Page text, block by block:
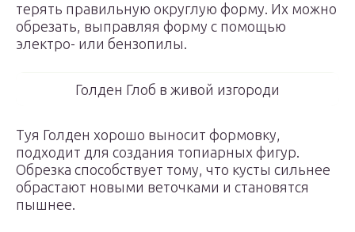
терять правильную округлую форму. Их можно
обрезать, выправляя форму с помощью
электро- или бензопилы.
Голден Глоб в живой изгороди
Туя Голден хорошо выносит формовку,
подходит для создания топиарных фигур.
Обрезка способствует тому, что кусты сильнее
обрастают новыми веточками и становятся
пышнее.